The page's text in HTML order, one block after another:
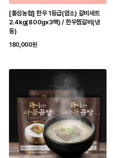
[홍성농협] 한우 1등급(암소) 갈비세트
2.4kg(800gx3팩) / 한우찜갈비(냉
동)
180,000원